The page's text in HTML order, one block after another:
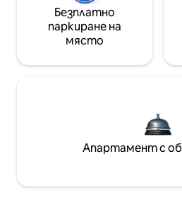
Безплатно
паркиране на
място
Апартамент с